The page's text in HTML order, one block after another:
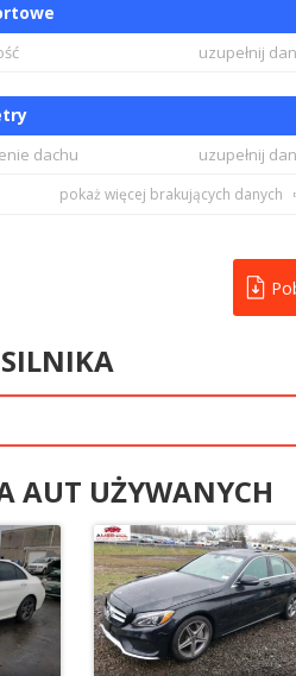
uzupełnij
dachu uzupełnij
pokaż więcej brakujących danych
AUT UŻYWANYCH